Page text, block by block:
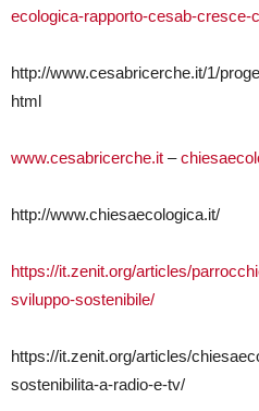
ecologica-rapporto-cesab-cresce-
http://www.cesabricerche.it/1/
html
www.cesabricerche.it –
http://www.chiesaecologica.it/
https://it.zenit.org/articles/
sviluppo-sostenibile/
https://it.zenit.org/articles/
sostenibilita-a-radio-e-tv/